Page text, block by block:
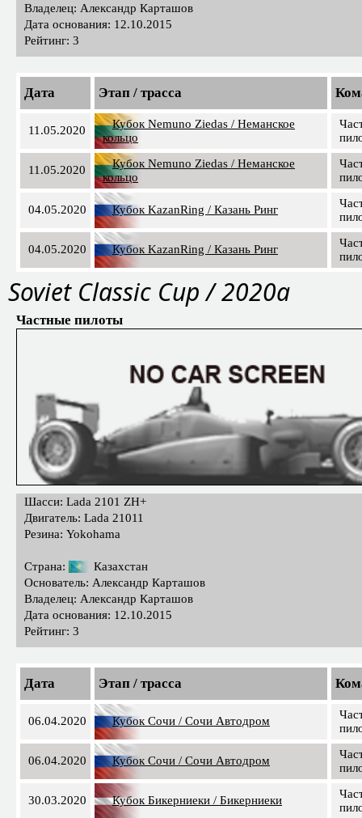
Владелец: Александр Карташов
Дата основания: 12.10.2015
Рейтинг: 3
Дата Этап / трасса
11.05.2020
Кубок Nemuno Ziedas / Неманское
кольцо
11.05.2020
Кубок Nemuno Ziedas / Неманское
кольцо
04.05.2020 Кубок KazanRing / Казань Ринг
04.05.2020 Кубок KazanRing / Казань Ринг
Soviet Classic Cup / 2020a
Частные пилоты
Шасси: Lada 2101 ZH+
Двигатель: Lada 21011
Резина: Yokohama
Страна:
Казахстан
Основатель: Александр Карташов
Владелец: Александр Карташов
Дата основания: 12.10.2015
Рейтинг: 3
Дата Этап / трасса
06.04.2020 Кубок Сочи / Сочи Автодром
06.04.2020 Кубок Сочи / Сочи Автодром
30.03.2020 Кубок Бикерниеки / Бикерниеки